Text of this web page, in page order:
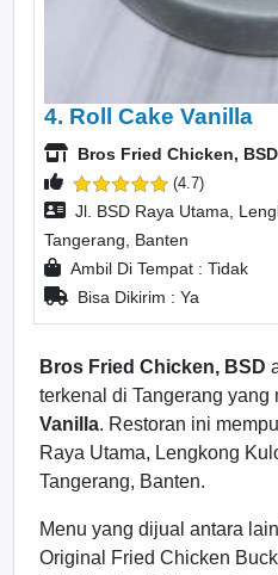
4. Roll Cake Vanilla
Bros Fried Chicken, BSD
(4.7)
Jl. BSD Raya Utama,
Tangerang, Banten
Ambil Di Tempat : Tidak
Bisa Dikirim : Ya
Bros Fried Chicken, BSD
terkenal di Tangerang yang
Vanilla. Restoran ini
Raya Utama, Lengkong
Tangerang, Banten.
Menu yang dijual antara lain
Original Fried Chicken